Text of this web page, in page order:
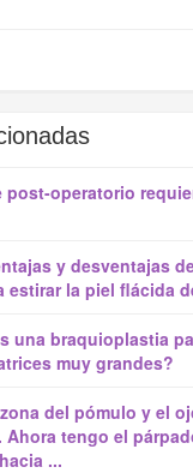
post-operatorio
y desventajas
estirar la piel flácida
una braquioplastia
muy grandes?
del pómulo y el
tengo el
...